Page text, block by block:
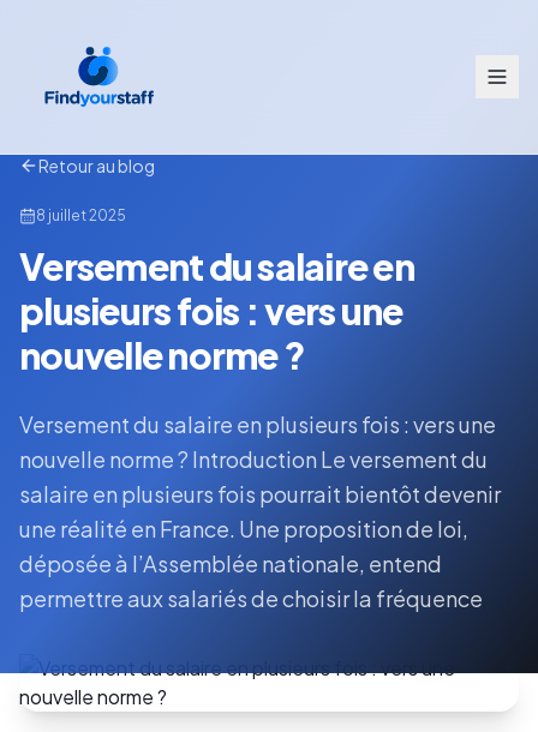
Retour au blog
8 juillet 2025
Versement du salaire en
plusieurs fois : vers une
nouvelle norme ?
Versement du salaire en plusieurs fois : vers une
nouvelle norme ? Introduction Le versement du
salaire en plusieurs fois pourrait bientôt devenir
une réalité en France. Une proposition de loi,
déposée à l’Assemblée nationale, entend
permettre aux salariés de choisir la fréquence